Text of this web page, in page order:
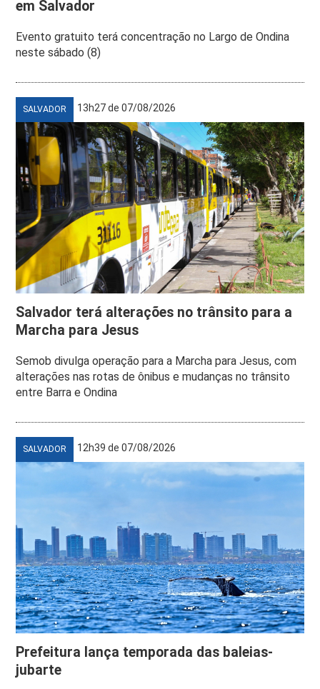
em Salvador
Evento gratuito terá concentração no Largo de Ondina
neste sábado (8)
SALVADOR 13h27 de 07/08/2026
Salvador terá alterações no trânsito para a
Marcha para Jesus
Semob divulga operação para a Marcha para Jesus, com
alterações nas rotas de ônibus e mudanças no trânsito
entre Barra e Ondina
SALVADOR 12h39 de 07/08/2026
Prefeitura lança temporada das baleias-
jubarte